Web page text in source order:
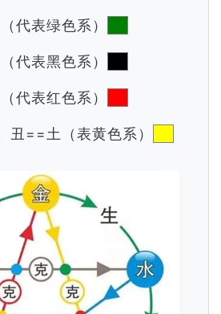
代表绿色系）
代表黑色系）
代表红色系）
丑==土（表黄色系）